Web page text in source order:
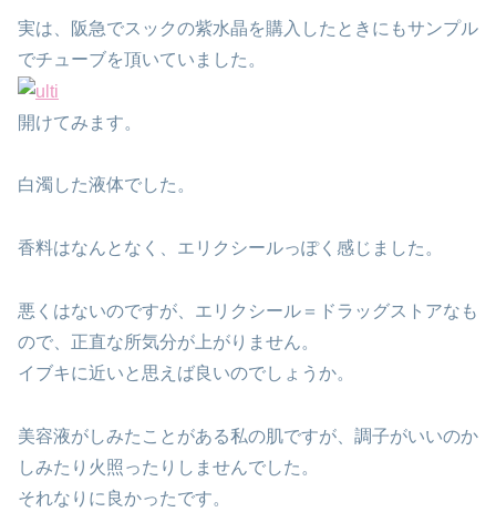
実は、阪急でスックの紫水晶を購入したときにもサンプル
でチューブを頂いていました。
開けてみます。
白濁した液体でした。
香料はなんとなく、エリクシールっぽく感じました。
悪くはないのですが、エリクシール＝ドラッグストアなも
ので、正直な所気分が上がりません。
イブキに近いと思えば良いのでしょうか。
美容液がしみたことがある私の肌ですが、調子がいいのか
しみたり火照ったりしませんでした。
それなりに良かったです。